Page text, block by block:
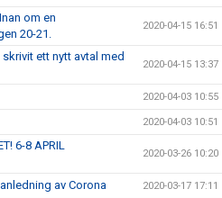
om en
20-21.
2020-04-15 16:51
ett nytt avtal med
2020-04-15 13:37
2020-04-03 10:55
2020-04-03 10:51
6-8 APRIL
2020-03-26 10:20
av Corona 2020-03-17 17:11